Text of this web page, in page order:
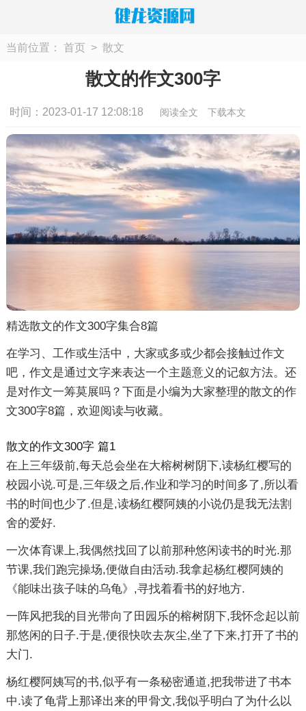
当前位置： 首页 > 散文
散文的作文300字
时间：2023-01-17 12:08:18 阅读全文 下载本文
精选散文的作文300字集合8篇
在学习、工作或生活中，大家或多或少都会接触过作文
吧，作文是通过文字来表达一个主题意义的记叙方法。还
是对作文一筹莫展吗？下面是小编为大家整理的散文的作
文300字8篇，欢迎阅读与收藏。
散文的作文300字 篇1
在上三年级前,每天总会坐在大榕树树阴下,读杨红樱写的
校园小说.可是,三年级之后,作业和学习的时间多了,所以看
书的时间也少了.但是,读杨红樱阿姨的小说仍是我无法割
舍的爱好.
一次体育课上,我偶然找回了以前那种悠闲读书的时光.那
节课,我们跑完操场,便做自由活动.我拿起杨红樱阿姨的
《能味出孩子味的乌龟》,寻找着看书的好地方.
一阵风把我的目光带向了田园乐的榕树阴下,我怀念起以前
那悠闲的日子.于是,便很快吹去灰尘,坐了下来,打开了书的
大门.
杨红樱阿姨写的书,似乎有一条秘密通道,把我带进了书本
中.读了龟背上那译出来的甲骨文,我似乎明白了为什么以